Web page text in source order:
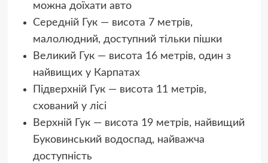
можна доїхати авто
Середній Гук — висота 7 метрів,
малолюдний, доступний тільки пішки
Великий Гук — висота 16 метрів, один з
найвищих у Карпатах
Підверхній Гук — висота 11 метрів,
схований у лісі
Верхній Гук — висота 19 метрів, найвищий
Буковинський водоспад, найважча
доступність